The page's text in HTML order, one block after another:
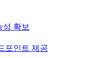
성 확보
포인트 제공